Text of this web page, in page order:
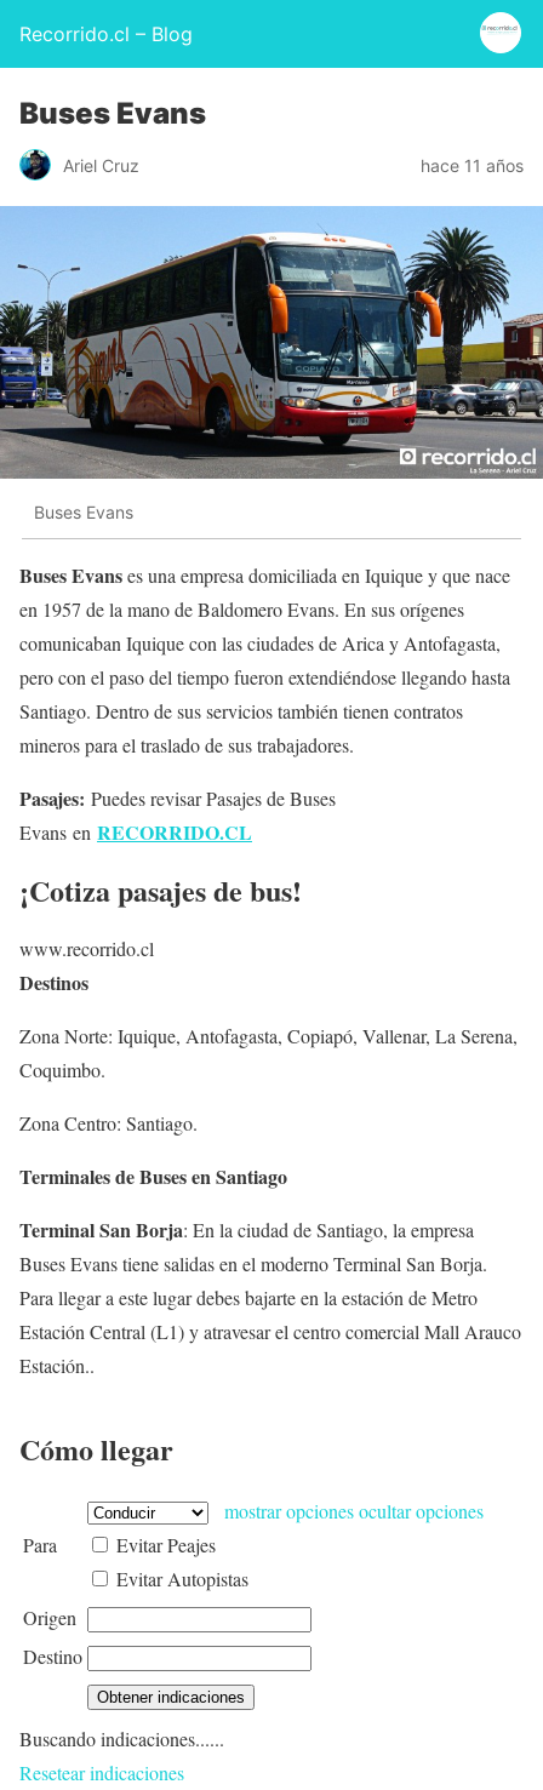
Recorrido.cl – Blog
Buses Evans
Ariel Cruz hace 11 años
Buses Evans
Buses Evanses una empresa domiciliada en Iquique y que nace
en 1957 de la mano de Baldomero Evans. En sus orígenes
comunicaban Iquique con las ciudades de Arica y Antofagasta,
pero con el paso del tiempo fueron extendiéndose llegando hasta
Santiago. Dentro de sus servicios también tienen contratos
mineros para el traslado de sus trabajadores.
Pasajes: Puedes revisar Pasajes de Buses
Evans en RECORRIDO.CL
¡Cotiza pasajes de bus!
www.recorrido.cl
Destinos
Zona Norte: Iquique, Antofagasta, Copiapó, Vallenar, La Serena,
Coquimbo.
Zona Centro: Santiago.
Terminales de Buses en Santiago
Terminal San Borja: En la ciudad de Santiago, la empresa
Buses Evans tiene salidas en el moderno Terminal San Borja.
Para llegar a este lugar debes bajarte en la estación de Metro
Estación Central (L1) y atravesar el centro comercial Mall Arauco
Estación..
Cómo llegar
Para
mostrar opcionesocultar opciones
Evitar Peajes
Evitar Autopistas
Origen
Destino
Buscando indicaciones......
Resetear indicaciones